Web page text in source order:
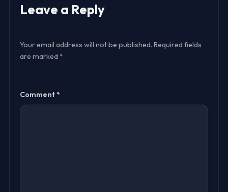
Leave a Reply
Your email address will not be published. Required fields
are marked *
Comment*